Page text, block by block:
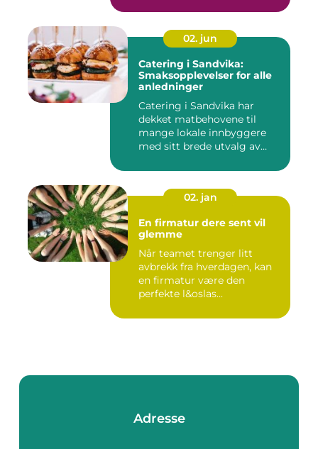
02. jun
Catering i Sandvika:
Smaksopplevelser for alle
anledninger
Catering i Sandvika har
dekket matbehovene til
mange lokale innbyggere
med sitt brede utvalg av
02. jan
En firmatur dere sent vil
glemme
Når teamet trenger litt
avbrekk fra hverdagen, kan
en firmatur være den
perfekte l&oslas...
Adresse